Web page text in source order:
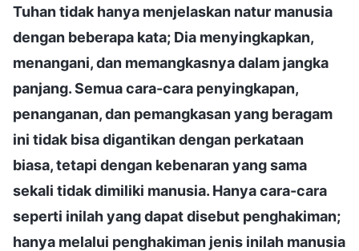
Tuhan tidak hanya menjelaskan natur manusia
dengan beberapa kata; Dia menyingkapkan,
menangani, dan memangkasnya dalam jangka
panjang. Semua cara-cara penyingkapan,
penanganan, dan pemangkasan yang beragam
ini tidak bisa digantikan dengan perkataan
biasa, tetapi dengan kebenaran yang sama
sekali tidak dimiliki manusia. Hanya cara-cara
seperti inilah yang dapat disebut penghakiman;
hanya melalui penghakiman jenis inilah manusia